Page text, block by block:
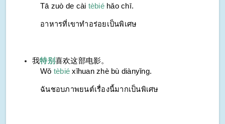
Tā zuò de cài tèbié hǎo chī.
อาหารที่เขาทำอร่อยเป็นพิเศษ
我特别喜欢这部电影。
Wǒ tèbié xǐhuan zhè bù diànyǐng.
ฉันชอบภาพยนต์เรื่องนี้มากเป็นพิเศษ